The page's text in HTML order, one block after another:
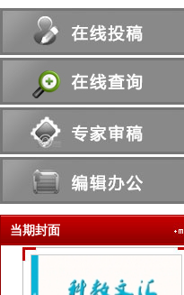
当期封面